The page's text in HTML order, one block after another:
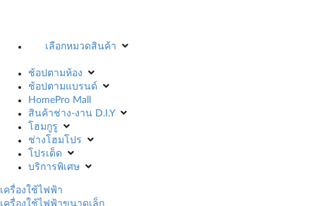
เลือกหมวดสินค้า
ช้อปตามห้อง
ช้อปตามแบรนด์
HomePro Mall
สินค้าช่าง-งาน D.I.Y
โฮมกูรู
ช่างโฮมโปร
โปรเด็ด
บริการพิเศษ
เครื่องใช้ไฟฟ้า
เครื่องใช้ไฟฟ้าขนาดเล็ก